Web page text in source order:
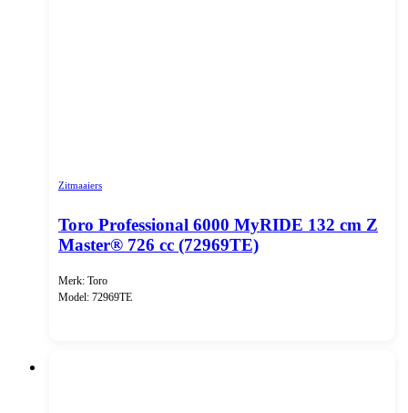
Zitmaaiers
Toro Professional 6000 MyRIDE 132 cm Z
Master® 726 cc (72969TE)
Merk: Toro
Model: 72969TE